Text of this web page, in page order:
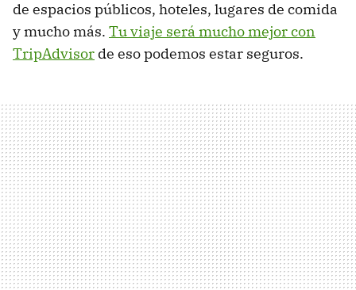
de espacios públicos, hoteles, lugares de comida
y mucho más. Tu viaje será mucho mejor con
TripAdvisor de eso podemos estar seguros.